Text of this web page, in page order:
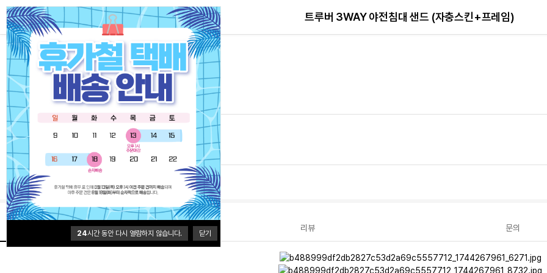
24시간 동안 다시 열람하지 않습니다. 닫기
트루버 3WAY 야전침대 샌드 (자충스킨+프레임)
트루버
트루버 3WAY 야전침대 샌드 (자충스킨+프레임)
0.0 (0개)
240,000원
배송
배송비 3,500원
50,000원이상 무료배송
브랜드 홈
상품정보 리뷰 문의